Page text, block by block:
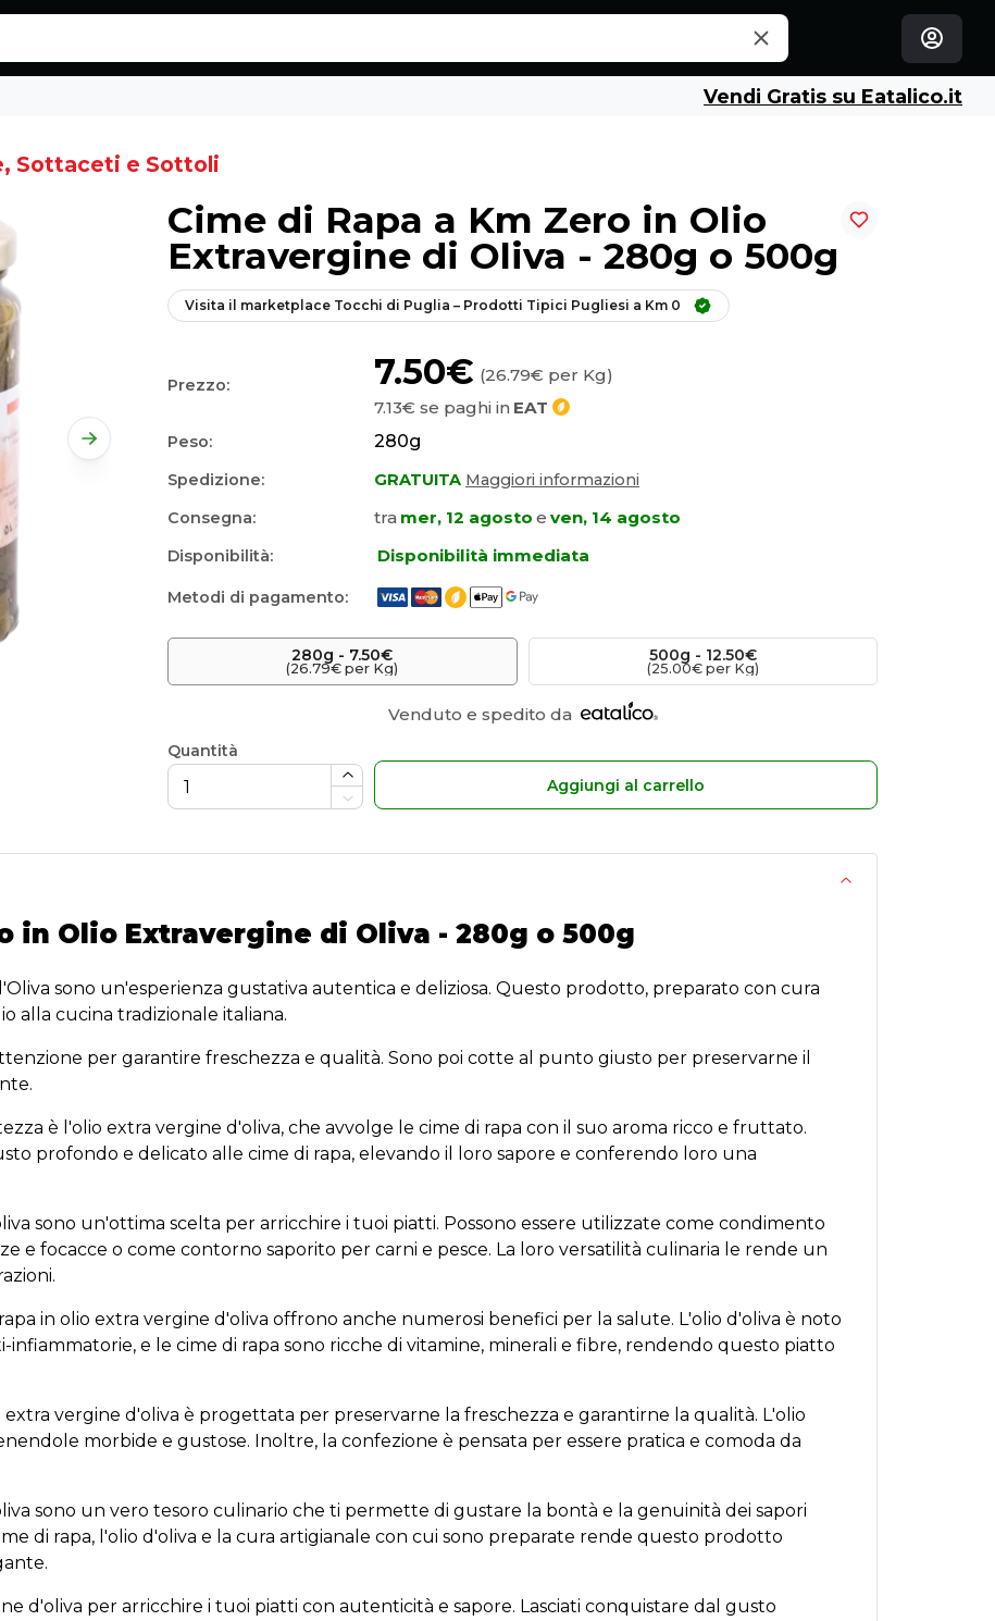
Vendi Gratis su Eatalico.it
Sottaceti e Sottoli
Cime di Rapa a Km Zero in Olio
Extravergine di Oliva - 280g o 500g
Visita il marketplace Tocchi di Puglia – Prodotti Tipici Pugliesi a Km 0
Prezzo: 7.50€ (26.79€ per Kg)
7.13€ se paghi in EAT
Peso: 280g
Spedizione: GRATUITA Maggiori informazioni
Consegna:
tra mer, 12 agosto e ven, 14 agosto
Disponibilità: Disponibilità immediata
Metodi di pagamento:
280g - 7.50€
(26.79€ per Kg)
500g - 12.50€
(25.00€ per Kg)
Venduto e spedito da
Quantità
Aggiungi al carrello
in Olio Extravergine di Oliva - 280g o 500g
sono un'esperienza gustativa autentica e deliziosa. Questo prodotto, preparato con cura
alla cucina tradizionale italiana.
per garantire freschezza e qualità. Sono poi cotte al punto giusto per preservarne il
è l'olio extra vergine d'oliva, che avvolge le cime di rapa con il suo aroma ricco e fruttato.
profondo e delicato alle cime di rapa, elevando il loro sapore e conferendo loro una
sono un'ottima scelta per arricchire i tuoi piatti. Possono essere utilizzate come condimento
e focacce o come contorno saporito per carni e pesce. La loro versatilità culinaria le rende un
in olio extra vergine d'oliva offrono anche numerosi benefici per la salute. L'olio d'oliva è noto
e le cime di rapa sono ricche di vitamine, minerali e fibre, rendendo questo piatto
extra vergine d'oliva è progettata per preservarne la freschezza e garantirne la qualità. L'olio
morbide e gustose. Inoltre, la confezione è pensata per essere pratica e comoda da
sono un vero tesoro culinario che ti permette di gustare la bontà e la genuinità dei sapori
di rapa, l'olio d'oliva e la cura artigianale con cui sono preparate rende questo prodotto
d'oliva per arricchire i tuoi piatti con autenticità e sapore. Lasciati conquistare dal gusto
o 500g - Eatalico.it